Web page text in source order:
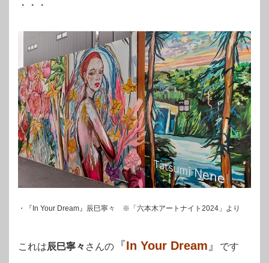
・・・
・『In Your Dream』辰巳寧々 ※「六本木アートナイト2024」より
これは辰巳寧々 さんの 『In Your Dream 』 です